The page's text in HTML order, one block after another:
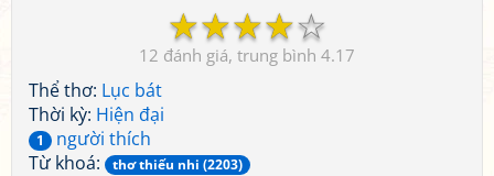
☆
☆
☆
☆
☆
12 4.17
Thể thơ: Lục bát
Thời kỳ: Hiện đại
1
người thích
Từ khoá:
thơ thiếu nhi (2203)